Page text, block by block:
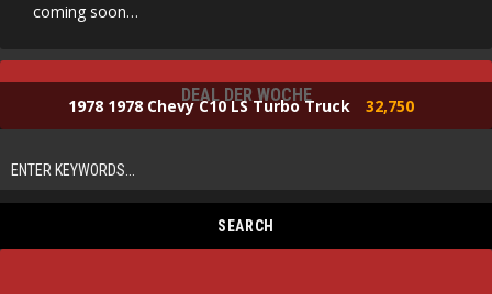
coming soon…
DEAL DER WOCHE
1978 1978 Chevy C10 LS Turbo Truck 32,750